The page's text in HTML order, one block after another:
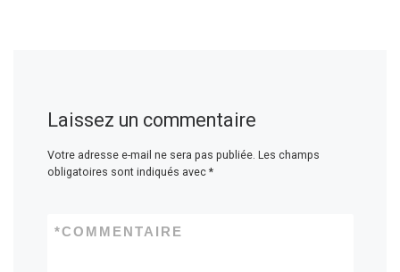
Laissez un commentaire
Votre adresse e-mail ne sera pas publiée. Les champs
obligatoires sont indiqués avec *
COMMENTAIRE
*